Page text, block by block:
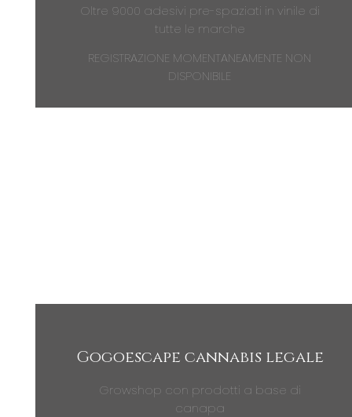
Oltre 9000 adesivi pre-spaziati in vinile di
tutte le marche
REGISTRAZIONE MOMENTANEAMENTE NON
DISPONIBILE
Gogoescape cannabis legale
Growshop con prodotti a base di
canapa